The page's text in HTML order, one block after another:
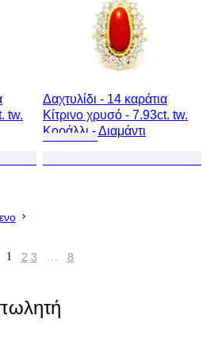
tw.
Δαχτυλίδι - 14 καράτια
Κίτρινο χρυσό - 7.93ct. tw.
Κοράλλι - Διαμάντι
1 2 3 … 8